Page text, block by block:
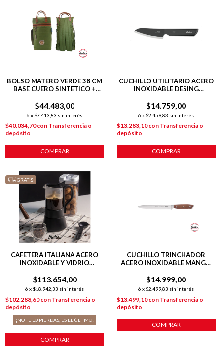
BOLSO MATERO VERDE 38 CM
BASE CUERO SINTETICO +
$44.483,00
6 x $7.413,83 sin interés
$40.034,70con Transferencia o
depósito
COMPRAR
CUCHILLO UTILITARIO ACERO
INOXIDABLE DESING
$14.759,00
6 x $2.459,83 sin interés
$13.283,10con Transferencia o
depósito
COMPRAR
GRATIS
CAFETERA ITALIANA ACERO
INOXIDABLE Y VIDRIO
$113.654,00
6 x $18.942,33 sin interés
$102.288,60con Transferencia o
depósito
¡NO TE LO PIERDAS, ES EL ÚLTIMO!
COMPRAR
CUCHILLO TRINCHADOR
ACERO INOXIDABLE MANGO
$14.999,00
6 x $2.499,83 sin interés
$13.499,10con Transferencia o
depósito
COMPRAR